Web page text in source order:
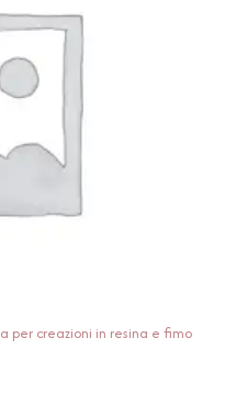
per creazioni in resina e fimo